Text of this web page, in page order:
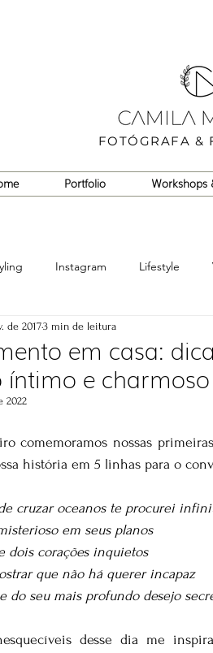
FOTÓGRAFA &
Portfolio Workshops
Instagram Lifestyle
em casa:
íntimo e charmoso
de 20173 min de leitura
2022
comemoramos nossas
história em 5 linhas para o
cruzar oceanos te procurei
em seus planos
dois corações inquietos
que não há querer incapaz
do seu mais profundo desejo
desse dia me